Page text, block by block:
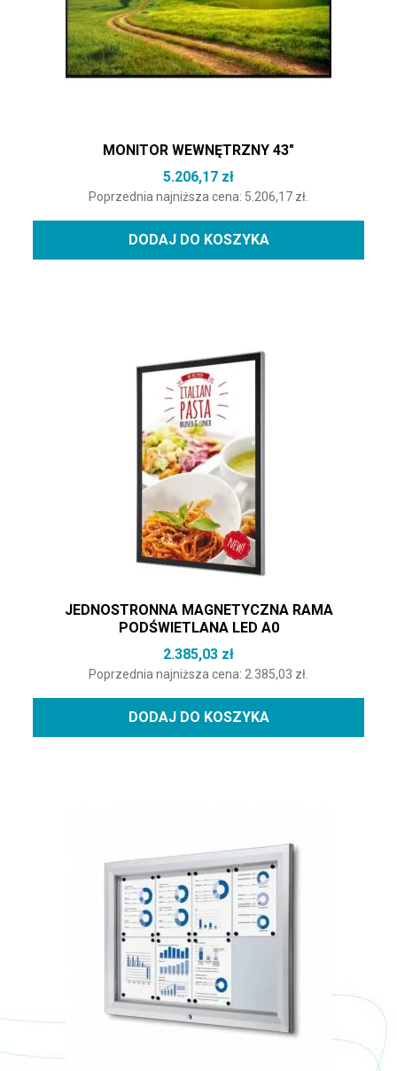
MONITOR WEWNĘTRZNY 43″
5.206,17 zł
Poprzednia najniższa cena: 5.206,17 zł
DODAJ DO KOSZYKA
JEDNOSTRONNA MAGNETYCZNA RAMA
PODŚWIETLANA LED A0
2.385,03 zł
Poprzednia najniższa cena: 2.385,03 zł
DODAJ DO KOSZYKA